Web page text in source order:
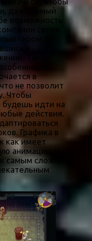
даже самый
возможность
своих
до
в
Также
в
не позволит
Чтобы
будешь идти на
действия.
Графика в
как имеет
анимацию и
самым сложным,